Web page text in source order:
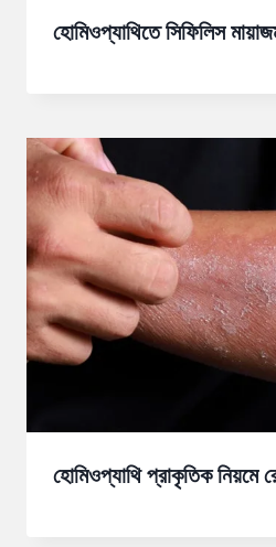
হোমিওপ্যাথিতে সিফিলিস
হোমিওপ্যাথি প্রাকৃতিক